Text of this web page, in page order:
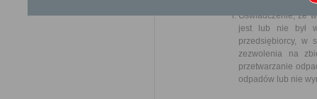
Oświadczenie, że
jest lub nie był
przedsiębiorcy, w
zezwolenia na
przetwarzanie
odpadów lub nie